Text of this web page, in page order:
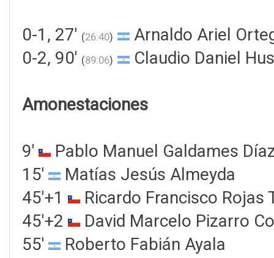
0-1, 27' (26:40)
Arnaldo Ariel
0-2, 90' (89:06) Claudio Daniel
Amonestaciones
9'
Pablo Manuel Galdames
15'
Matías Jesús Almeyda
45'+1
Ricardo Francisco Rojas
45'+2
David Marcelo Pizarro
55'
Roberto Fabián Ayala